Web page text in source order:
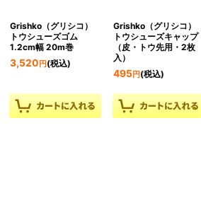
Grishko（グリシコ）
トウシューズゴム
1.2cm幅 20m巻
3,520 円 (税込)
Grishko（グリシコ）
トウシューズキャップ
（皮・トウ先用・2枚
入）
495円(税込)